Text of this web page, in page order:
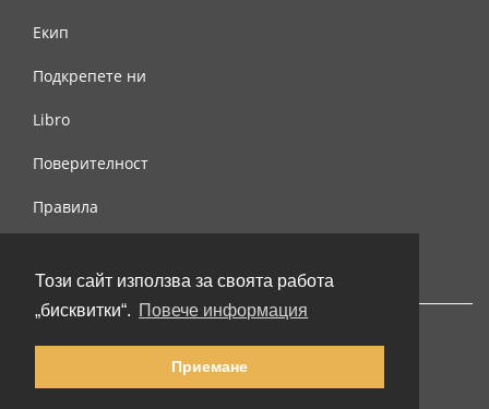
Този сайт използва за своята работа
„бисквитки“. Повече информация
Приемане
Екип
Подкрепете ни
Libro
Поверителност
Правила
© 2002-2026 lernu.net |Impressum